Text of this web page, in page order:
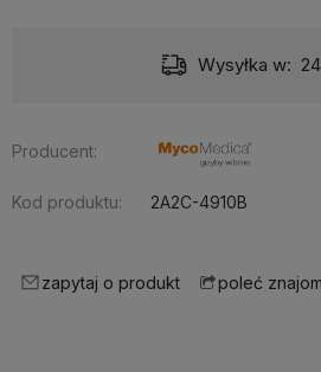
Wysyłka w:
Producent:
Kod produktu: 2A2C-4910B
zapytaj o produkt poleć